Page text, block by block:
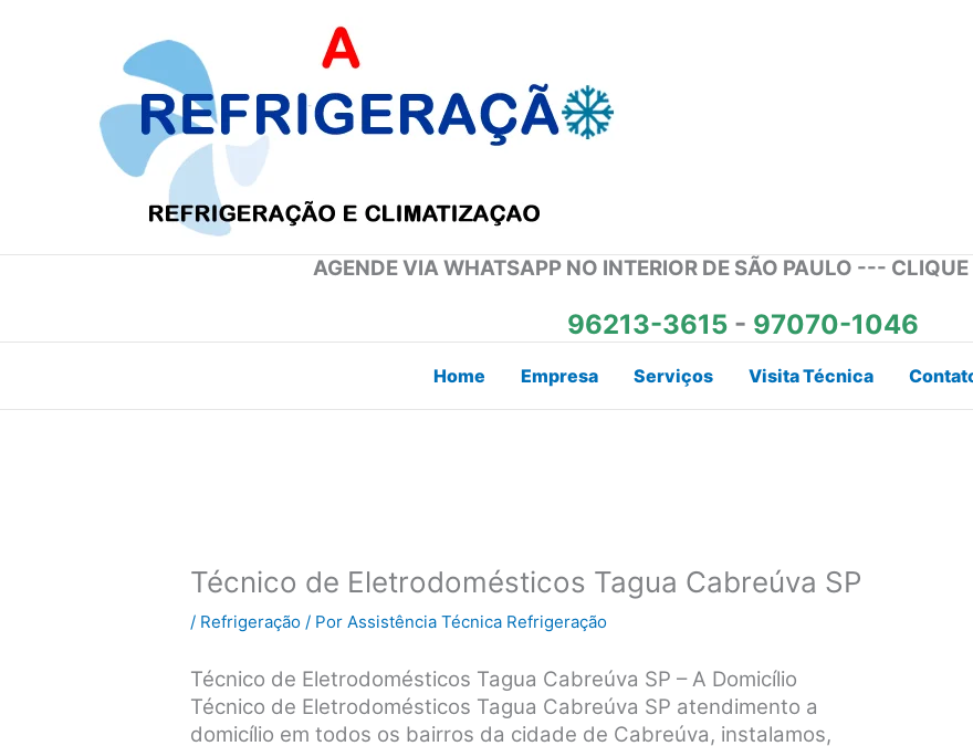
AGENDE VIA WHATSAPP NO INTERIOR DE SÃO PAULO ---
96213-3615 - 97070-1046
Home Empresa Serviços Visita Técnica
Técnico de Eletrodomésticos Tagua Cabreúva SP
/ Refrigeração / PorAssistência Técnica Refrigeração
Técnico de Eletrodomésticos Tagua Cabreúva SP – A Domicílio
Técnico de Eletrodomésticos Tagua Cabreúva SP atendimento a
domicílio em todos os bairros da cidade de Cabreúva, instalamos,